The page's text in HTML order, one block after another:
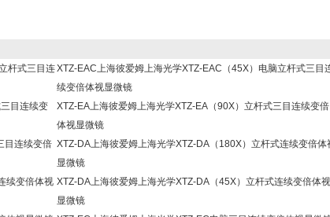
杆式三目连XTZ-EAC上海彼爱姆上海光学XTZ-EAC（45X）电脑立杆式三目
续变倍体视显微镜
目连续变
XTZ-EA上海彼爱姆上海光学XTZ-EA（90X）立杆式三目连续变倍
体视显微镜
目连续变倍 XTZ-DA上海彼爱姆上海光学XTZ-DA（180X）立杆式连续变倍体
显微镜
续变倍体视 XTZ-DA上海彼爱姆上海光学XTZ-DA（45X）立杆式连续变倍体视
显微镜